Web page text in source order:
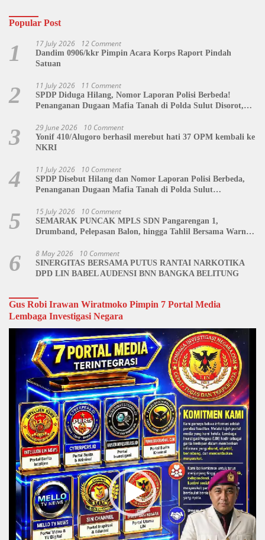
Popular Post
1 17 July 2026 12 Comment
Dandim 0906/kkr Pimpin Acara Korps Raport Pindah
Satuan
2 11 July 2026 11 Comment
SPDP Diduga Hilang, Nomor Laporan Polisi Berbeda!
Penanganan Dugaan Mafia Tanah di Polda Sulut Disorot,
3 29 June 2026 10 Comment
Yonif 410/Alugoro berhasil merebut hati 37 OPM kembali ke
NKRI
4 11 July 2026 10 Comment
SPDP Disebut Hilang dan Nomor Laporan Polisi Berbeda,
Penanganan Dugaan Mafia Tanah di Polda Sulut
5 15 July 2026 10 Comment
SEMARAK PUNCAK MPLS SDN Pangarengan 1,
Drumband, Pelepasan Balon, hingga Tahlil Bersama Warnai
6 8 May 2026 10 Comment
SINERGITAS BERSAMA PUTUS RANTAI NARKOTIKA
DPD LIN BABEL AUDENSI BNN BANGKA BELITUNG
Gus Robi Irawan Wiratmoko Pimpin 7 Portal Media
Lembaga Investigasi Negara
Video
Player